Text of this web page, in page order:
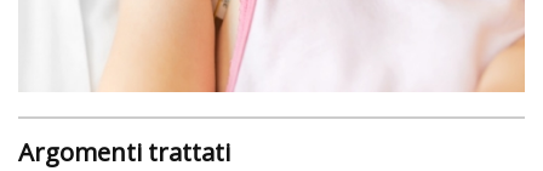
Argomenti trattati